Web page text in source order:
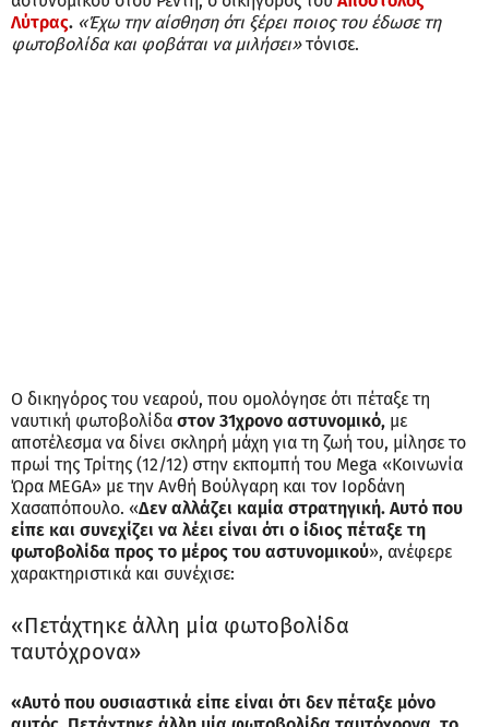
Λύτρας. «Έχω την αίσθηση ότι ξέρει ποιος του έδωσε τη
φωτοβολίδα και φοβάται να μιλήσει»τόνισε.
Ο δικηγόρος του νεαρού, που ομολόγησε ότι πέταξε τη
ναυτική φωτοβολίδα στον 31χρονο αστυνομικό, με
αποτέλεσμα να δίνει σκληρή μάχη για τη ζωή του, μίλησε το
πρωί της Τρίτης (12/12) στην εκπομπή του Mega «Κοινωνία
Ώρα MEGA» με την Ανθή Βούλγαρη και τον Ιορδάνη
Χασαπόπουλο. «Δεν αλλάζει καμία στρατηγική. Αυτό που
είπε και συνεχίζει να λέει είναι ότι ο ίδιος πέταξε τη
φωτοβολίδα προς το μέρος του αστυνομικού», ανέφερε
χαρακτηριστικά και συνέχισε:
«Πετάχτηκε άλλη μία φωτοβολίδα
ταυτόχρονα»
«Αυτό που ουσιαστικά είπε είναι ότι δεν πέταξε μόνο